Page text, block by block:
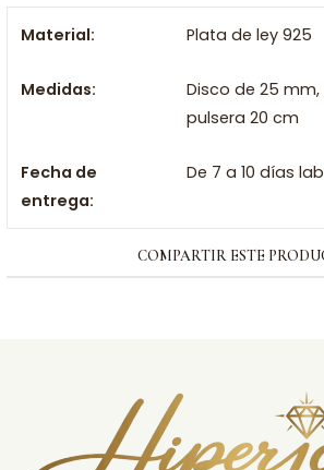
Material: Plata de ley 925
Medidas:
Disco de 25
pulsera 20 cm
Fecha de
entrega:
De 7 a 10 días
COMPARTIR ESTE